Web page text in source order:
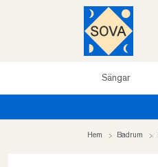
Sängar
Hem Badrum